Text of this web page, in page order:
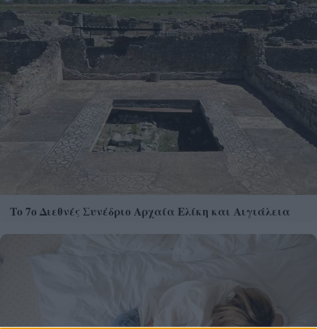
Το 7ο Διεθνές Συνέδριο Αρχαία Ελίκη και Αιγιάλεια